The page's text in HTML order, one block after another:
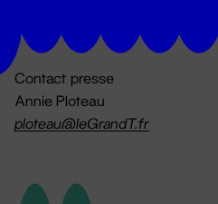
Contact presse
Annie Ploteau
ploteau@leGrandT.fr